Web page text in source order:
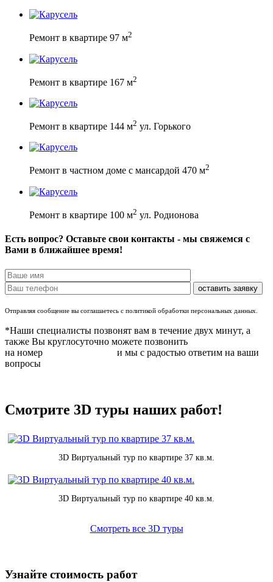
Ремонт в квартире 97 м2
Ремонт в квартире 167 м2
Ремонт в квартире 144 м2 ул. Горького
Ремонт в частном доме с мансардой 470 м2
Ремонт в квартире 100 м2 ул. Родионова
Есть вопрос? Оставьте свои контакты - мы свяжемся с
Вами в ближайшее время!
Отправляя сообщение вы соглашаетесь с политикой обработки персональных данных.
*Наши специалисты позвонят вам в течение двух минут, а
также Вы круглосуточно можете позвонить
на номер
и мы с радостью ответим на ваши
вопросы
Смотрите 3D туры наших работ!
3D Виртуальный тур по квартире 37 кв.м.
3D Виртуальный тур по квартире 40 кв.м.
Смотреть все 3D туры
Узнайте стоимость работ